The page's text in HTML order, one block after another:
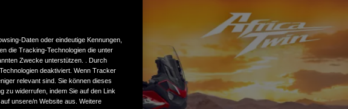
Daten oder eindeutige Kennungen,
die Tracking-Technologien die unter
Zwecke unterstützen. . Durch
deaktiviert. Wenn Tracker
relevant sind. Sie können dieses
zu widerrufen, indem Sie auf den Link
unsere/n Website aus. Weitere